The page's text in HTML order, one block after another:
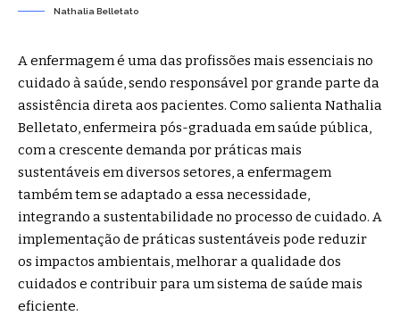
Nathalia Belletato
A enfermagem é uma das profissões mais essenciais no
cuidado à saúde, sendo responsável por grande parte da
assistência direta aos pacientes. Como salienta Nathalia
Belletato, enfermeira pós-graduada em saúde pública,
com a crescente demanda por práticas mais
sustentáveis em diversos setores, a enfermagem
também tem se adaptado a essa necessidade,
integrando a sustentabilidade no processo de cuidado. A
implementação de práticas sustentáveis pode reduzir
os impactos ambientais, melhorar a qualidade dos
cuidados e contribuir para um sistema de saúde mais
eficiente.